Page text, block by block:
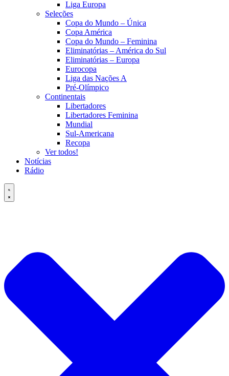
Liga Europa
Seleções
Copa do Mundo – Única
Copa América
Copa do Mundo – Feminina
Eliminatórias – América do Sul
Eliminatórias – Europa
Eurocopa
Liga das Nações A
Pré-Olímpico
Continentais
Libertadores
Libertadores Feminina
Mundial
Sul-Americana
Recopa
Ver todos!
Notícias
Rádio